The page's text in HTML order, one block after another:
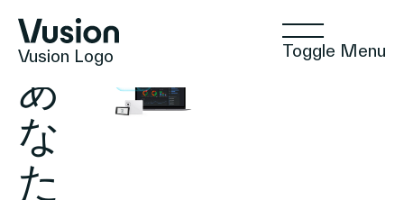
Vusion Logo Toggle Menu
テクノロジー
あ
な
た